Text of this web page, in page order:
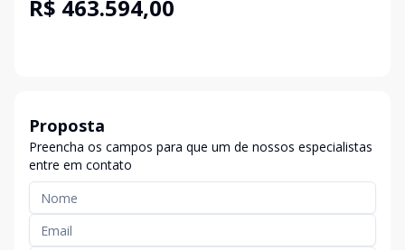
R$ 463.594,00
Proposta
Preencha os campos para que um de nossos especialistas
entre em contato